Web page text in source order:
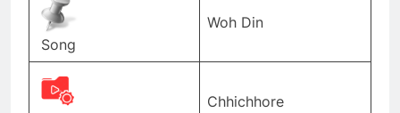
Song
Woh Din
Chhichhore